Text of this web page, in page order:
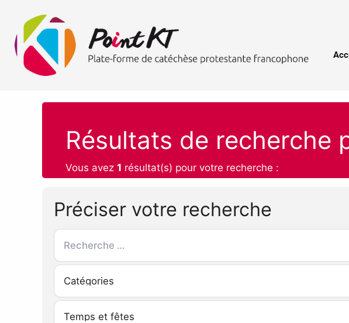
Résultats de recherche
Vous avez 1 résultat(s) pour votre recherche :
Préciser votre recherche